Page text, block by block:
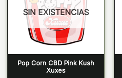
SIN EXISTENCIAS
Pop Corn CBD Pink Kush
Xuxes